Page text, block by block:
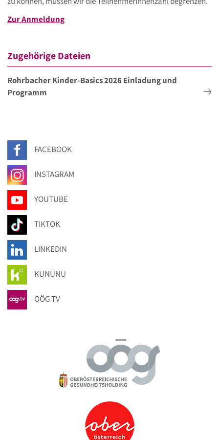
Zur Anmeldung
Zugehörige Dateien
Rohrbacher Kinder-Basics 2026 Einladung und
Programm
FACEBOOK
INSTAGRAM
YOUTUBE
TIKTOK
LINKEDIN
KUNUNU
OÖG TV